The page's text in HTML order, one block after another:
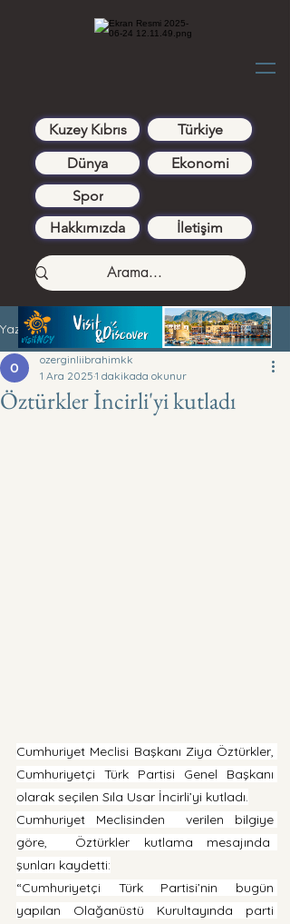
Kuzey Kıbrıs
Türkiye
Dünya
Ekonomi
Spor
Hakkımızda
İletişim
Yazı
Öztürkler İncirli'yi kutladı
ozerginliibrahimkk
1 Ara 2025 1 dakikada okunur
Cumhuriyet Meclisi Başkanı Ziya Öztürkler,
Cumhuriyetçi Türk Partisi Genel Başkanı
olarak seçilen Sıla Usar İncirli’yi kutladı.
Cumhuriyet Meclisinden  verilen bilgiye
göre,  Öztürkler kutlama mesajında
şunları kaydetti:
“Cumhuriyetçi Türk Partisi’nin bugün
yapılan Olağanüstü Kurultayında parti